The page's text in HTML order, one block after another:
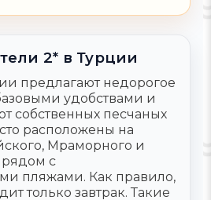
2* в Турции
предлагают недорогое
удобствами и
собственных песчаных
расположены на
Мраморного и
с
пляжами. Как правило,
только завтрак. Такие